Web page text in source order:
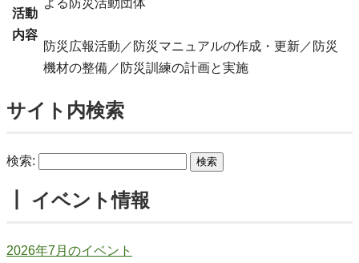
活動
内容
防災広報活動／防災マニュアルの作成・更新／防災
機材の整備／防災訓練の計画と実施
サイト内検索
検索:
┃ イベント情報
2026年7月のイベント